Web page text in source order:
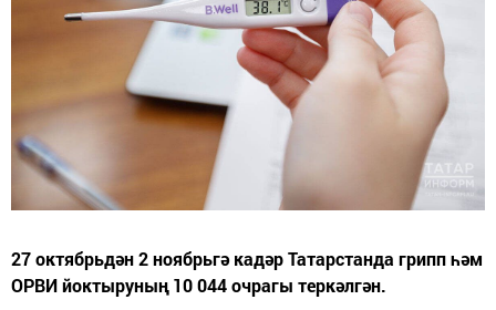
27 октябрьдән 2 ноябрьгә кадәр Татарстанда грипп һәм
ОРВИ йоктыруның 10 044 очрагы теркәлгән.